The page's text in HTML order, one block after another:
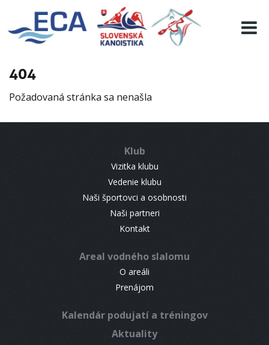
404
Požadovaná stránka sa nenašla
Klub
Vizitka klubu
Vedenie klubu
Naši športovci a osobnosti
Naši partneri
Kontakt
Areal vodného slalomu
O areáli
Prenájom
Kalendár podujatí a tréningov
Aktuality
EURO 19
INFO
RESULTS
CONTACT